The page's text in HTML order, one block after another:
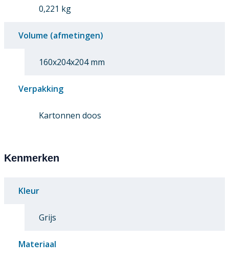
0,221 kg
Volume (afmetingen)
160x204x204 mm
Verpakking
Kartonnen doos
Kenmerken
Kleur
Grijs
Materiaal